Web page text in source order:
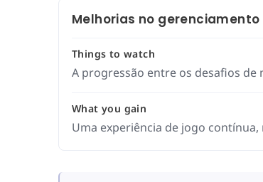
Melhorias no gerenciamento
Things to watch
A progressão entre os desafios
What you gain
Uma experiência de jogo